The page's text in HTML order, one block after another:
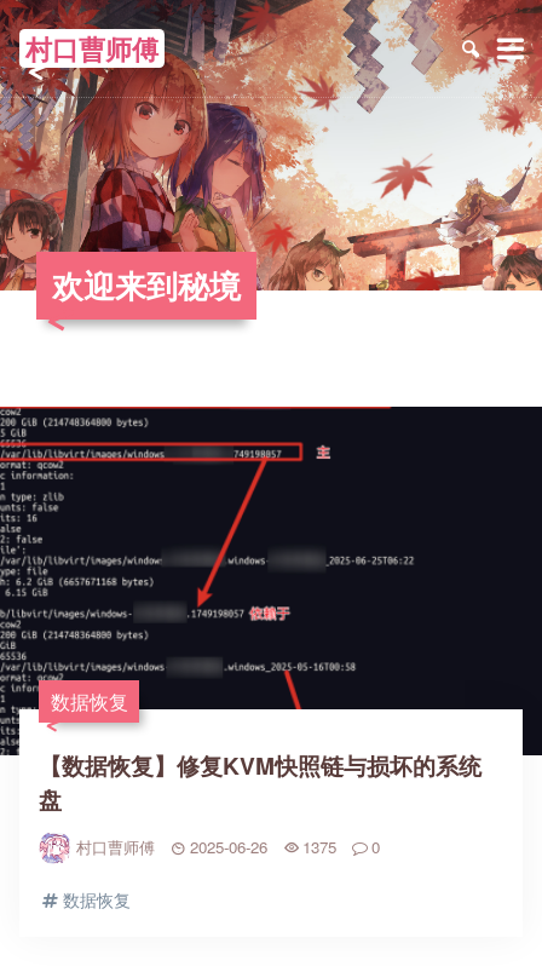
村口曹师傅 ≡
欢迎来到秘境
数据恢复
【数据恢复】修复KVM快照链与损坏的系统
盘
村口曹师傅 2025-06-26 1375 0
数据恢复